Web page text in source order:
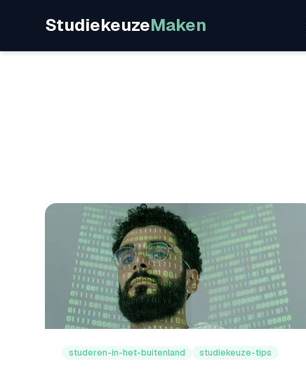
StudiekeuzeMaken
studeren-in-het-buitenland studiekeuze-tips